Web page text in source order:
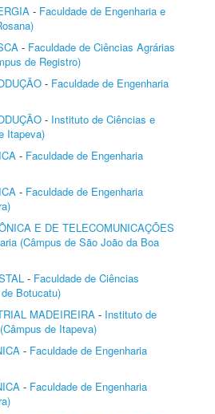
- Faculdade de Engenharia e
- Faculdade de Ciências Agrárias
de Registro)
- Faculdade de Engenharia
- Instituto de Ciências e
Itapeva)
- Faculdade de Engenharia
- Faculdade de Engenharia
E DE TELECOMUNICAÇÕES
(Câmpus de São João da Boa
- Faculdade de Ciências
Botucatu)
MADEIREIRA - Instituto de
de Itapeva)
- Faculdade de Engenharia
- Faculdade de Engenharia